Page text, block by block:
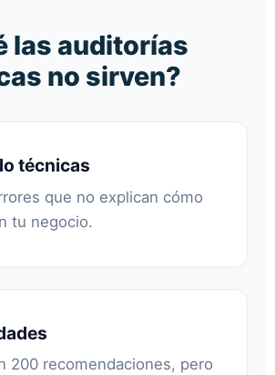
las auditorías
no sirven?
técnicas
que no explican cómo
tu negocio.
200 recomendaciones, pero